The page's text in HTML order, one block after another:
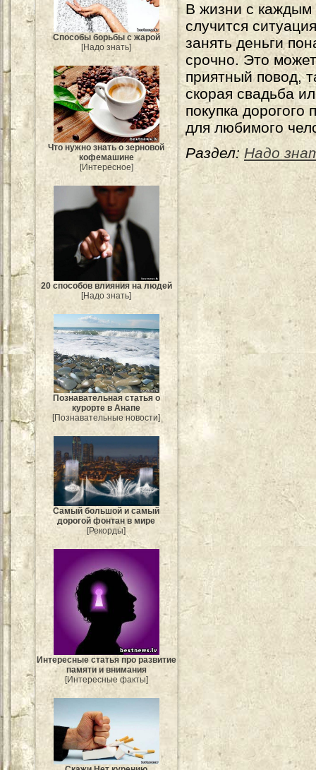
Способы борьбы с жарой
[Надо знать]
Что нужно знать о зерновой
кофемашине
[Интересное]
20 способов влияния на людей
[Надо знать]
Познавательная статья о
курорте в Анапе
[Познавательные новости]
Самый большой и самый
дорогой фонтан в мире
[Рекорды]
Интересные статья про развитие
памяти и внимания
[Интересные факты]
В жизни с каждым
случится
занять деньги
срочно. Это
приятный повод,
скорая свадьба
покупка дорогого
для любимого
Раздел: Надо